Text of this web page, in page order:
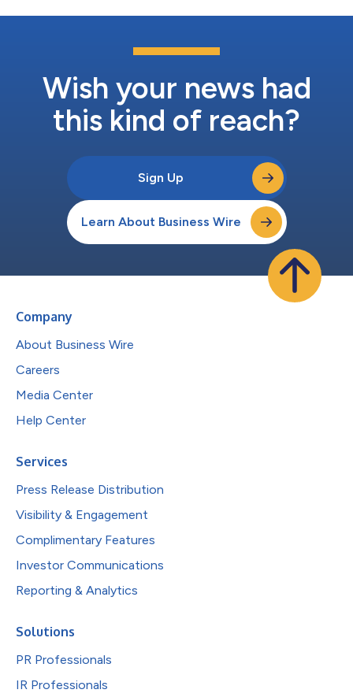
Wish your news had
this kind of reach?
Sign Up
Learn About Business Wire
Company
About Business Wire
Careers
Media Center
Help Center
Services
Press Release Distribution
Visibility & Engagement
Complimentary Features
Investor Communications
Reporting & Analytics
Solutions
PR Professionals
IR Professionals